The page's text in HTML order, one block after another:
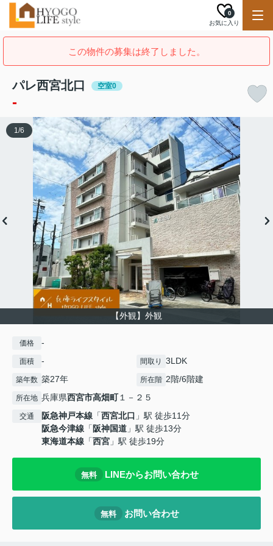
お気に入り
0
この物件の募集は終了しました。
パレ西宮北口 空室0
-
【外観】外観
1/6
価格 -
面積 - 間取り 3LDK
築年数 築27年 所在階 2階/6階建
所在地 兵庫県西宮市高畑町１－２５
交通 阪急神戸本線 「西宮北口 」駅 徒歩11分
阪急今津線 「 阪神国道 」駅 徒歩13分
東海道本線 「西宮 」駅 徒歩19分
無料 LINEからお問い合わせ
無料 お問い合わせ